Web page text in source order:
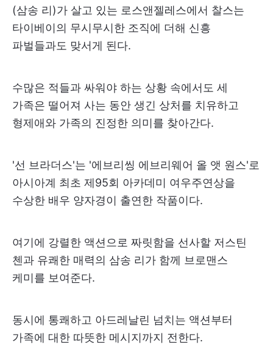
(삼송 리)가 살고 있는 로스앤젤레스에서 찰스는
타이베이의 무시무시한 조직에 더해 신흥
파벌들과도 맞서게 된다.
수많은 적들과 싸워야 하는 상황 속에서도 세
가족은 떨어져 사는 동안 생긴 상처를 치유하고
형제애와 가족의 진정한 의미를 찾아간다.
'선 브라더스'는 '에브리씽 에브리웨어 올 앳 원스'로
아시아계 최초 제95회 아카데미 여우주연상을
수상한 배우 양자경이 출연한 작품이다.
여기에 강렬한 액션으로 짜릿함을 선사할 저스틴
첸과 유쾌한 매력의 삼송 리가 함께 브로맨스
케미를 보여준다.
동시에 통쾌하고 아드레날린 넘치는 액션부터
가족에 대한 따뜻한 메시지까지 전한다.